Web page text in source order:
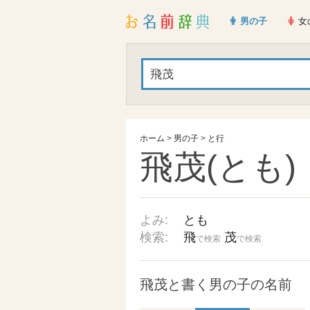
男の子 女
ホーム > 男の子 > と行
飛茂(とも)
よみ:
とも
検索:
飛で検索 茂で検索
飛茂と書く男の子の名前